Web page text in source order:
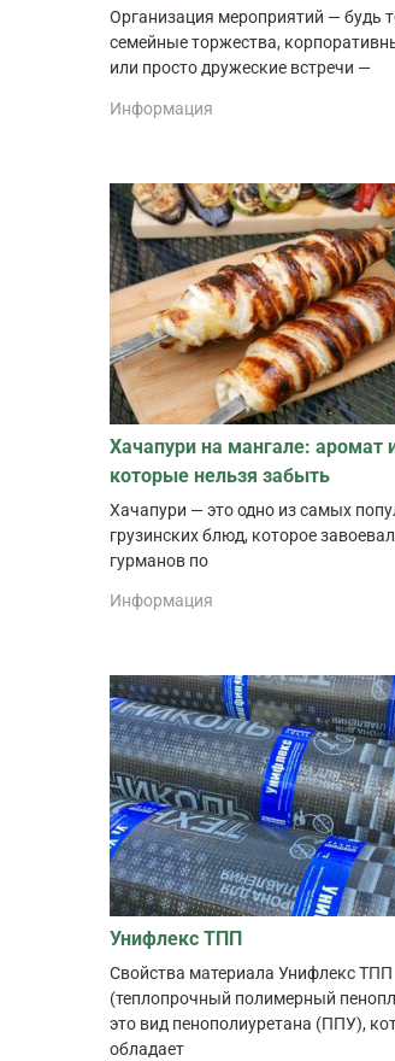
Организация мероприятий — будь
семейные торжества,
или просто дружеские встречи —
Информация
Хачапури на мангале: аромат
которые нельзя забыть
Хачапури — это одно из самых
грузинских блюд, которое
гурманов по
Информация
Унифлекс ТПП
Свойства материала Унифлекс ТПП
(теплопрочный полимерный
это вид пенополиуретана (ППУ),
обладает